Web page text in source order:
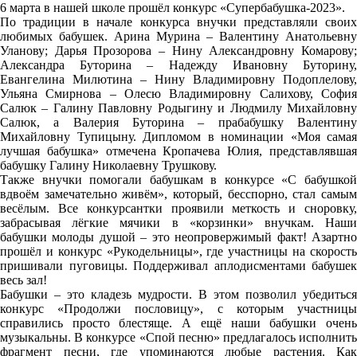
6 марта в нашей школе прошёл конкурс «Супербабушка-2023».
По традиции в начале конкурса внучки представляли своих
любимых бабушек. Арина Мурина – Валентину Анатольевну
Уланову; Дарья Прозорова – Нину Александровну Комарову;
Александра Буторина – Надежду Ивановну Буторину,
Евангелина Милютина – Нину Владимировну Подоплелову,
Ульяна Смирнова – Олесю Владимировну Салихову, София
Салюк – Галину Павловну Родыгину и Людмилу Михайловну
Салюк, а Валерия Буторина – прабабушку Валентину
Михайловну Тупицыну. Дипломом в номинации «Моя самая
лучшая бабушка» отмечена Кропачева Юлия, представлявшая
бабушку Галину Николаевну Трушкову.
Также внучки помогали бабушкам в конкурсе «С бабушкой
вдвоём замечательно живём», который, бесспорно, стал самым
весёлым. Все конкурсантки проявили меткость и сноровку,
забрасывая лёгкие мячики в «корзинки» внучкам. Наши
бабушки молоды душой – это неопровержимый факт! Азартно
прошёл и конкурс «Рукодельницы», где участницы на скорость
пришивали пуговицы. Поддерживал аплодисментами бабушек
весь зал!
Бабушки – это кладезь мудрости. В этом позволил убедиться
конкурс «Продолжи пословицу», с которым участницы
справились просто блестяще. А ещё наши бабушки очень
музыкальны. В конкурсе «Спой песню» предлагалось исполнить
фрагмент песни, где упоминаются любые растения. Как